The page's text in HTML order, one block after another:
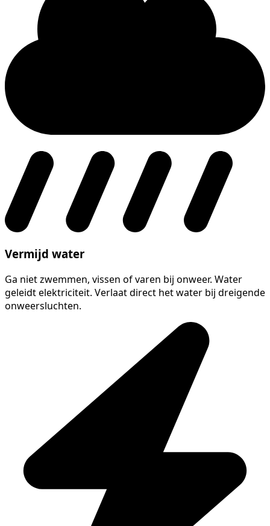
Vermijd water
Ga niet zwemmen, vissen of varen bij onweer. Water
geleidt elektriciteit. Verlaat direct het water bij dreigende
onweersluchten.